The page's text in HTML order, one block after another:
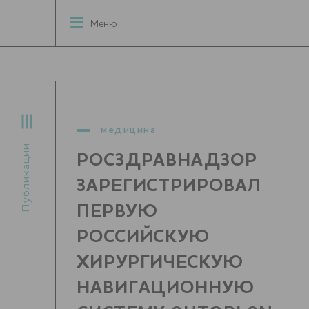
Публикации
Меню
медицина
РОСЗДРАВНАДЗОР
ЗАРЕГИСТРИРОВАЛ
ПЕРВУЮ
РОССИЙСКУЮ
ХИРУРГИЧЕСКУЮ
НАВИГАЦИОННУЮ